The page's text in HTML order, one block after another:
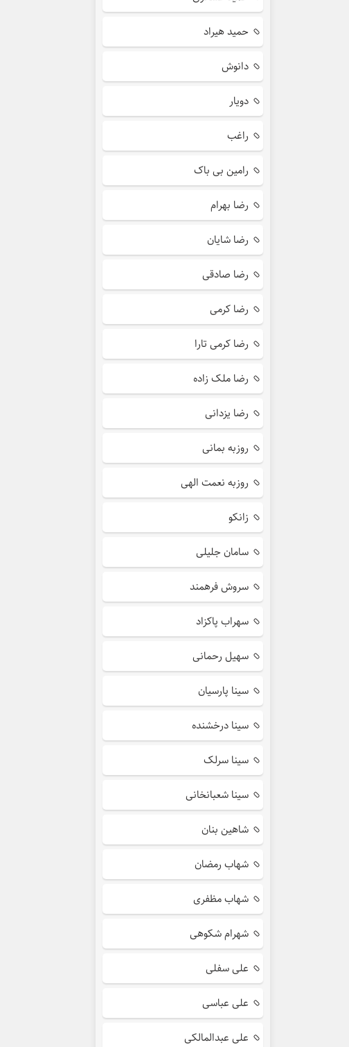
حمید هیراد
دانوش
دویار
راغب
رامین بی باک
رضا بهرام
رضا شایان
رضا صادقی
رضا کرمی
رضا کرمی تارا
رضا ملک زاده
رضا یزدانی
روزبه بمانی
روزبه نعمت الهی
زانکو
سامان جلیلی
سروش فرهمند
سهراب پاکزاد
سهیل رحمانی
سینا پارسیان
سینا درخشنده
سینا سرلک
سینا شعبانخانی
شاهین بنان
شهاب رمضان
شهاب مظفری
شهرام شکوهی
علی سفلی
علی عباسی
علی عبدالمالکی